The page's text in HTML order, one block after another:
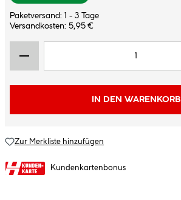
Paketversand: 1 - 3 Tage
Versandkosten: 5,95 €
IN DEN WARENKORB
Zur Merkliste hinzufügen
Kundenkartenbonus